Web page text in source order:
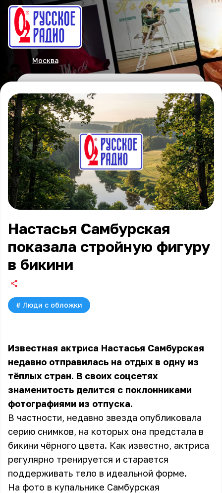
Москва
Настасья Самбурская
показала стройную фигуру
в бикини
# Люди с обложки
Известная актриса Настасья Самбурская
недавно отправилась на отдых в одну из
тёплых стран. В своих соцсетях
знаменитость делится с поклонниками
фотографиями из отпуска.
В частности, недавно звезда опубликовала
серию снимков, на которых она предстала в
бикини чёрного цвета. Как известно, актриса
регулярно тренируется и старается
поддерживать тело в идеальной форме.
На фото в купальнике Самбурская